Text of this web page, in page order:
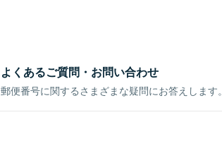
よくあるご質問・お問い合わせ
郵便番号に関するさまざまな疑問にお答えします。